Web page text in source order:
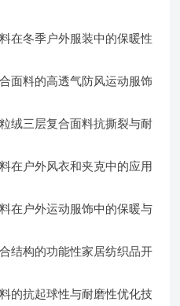
在冬季户外服装中的保暖性
面料的高透气防风运动服饰
绒三层复合面料抗撕裂与耐
在户外风衣和夹克中的应用
在户外运动服饰中的保暖与
结构的功能性家居纺织品开
的抗起球性与耐磨性优化技